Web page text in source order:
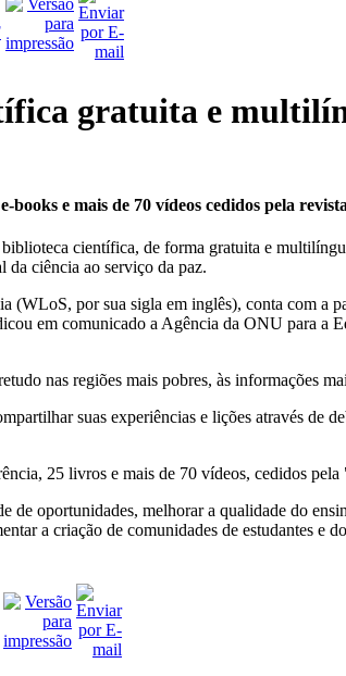
gratuita e
books e mais de 70 vídeos cedidos pela
científica, de forma gratuita e
da ciência ao serviço da paz.
por sua sigla em inglês), conta com a
em comunicado a Agência da ONU para a
nas regiões mais pobres, às informações
suas experiências e lições através de
25 livros e mais de 70 vídeos, cedidos
de oportunidades, melhorar a qualidade do
a criação de comunidades de estudantes e